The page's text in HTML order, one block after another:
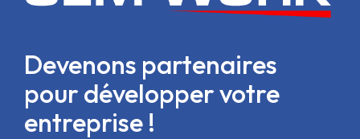
Devenons partenaires
pour développer votre
entreprise !